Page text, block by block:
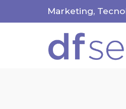
Marketing,